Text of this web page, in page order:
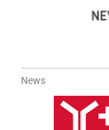
News